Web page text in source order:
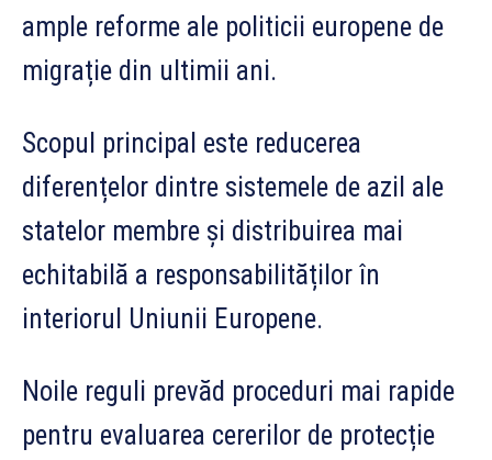
ample reforme ale politicii europene de
migrație din ultimii ani.
Scopul principal este reducerea
diferențelor dintre sistemele de azil ale
statelor membre și distribuirea mai
echitabilă a responsabilităților în
interiorul Uniunii Europene.
Noile reguli prevăd proceduri mai rapide
pentru evaluarea cererilor de protecție